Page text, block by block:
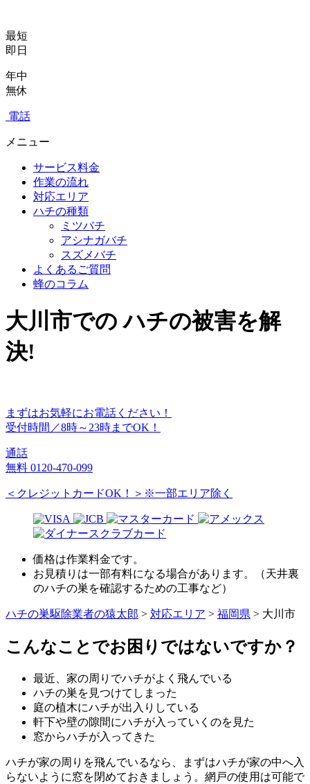
最短
即日
年中
無休
電話
メニュー
サービス料金
作業の流れ
対応エリア
ハチの種類
ミツバチ
アシナガバチ
スズメバチ
よくあるご質問
蜂のコラム
大川市での ハチの被害を解
決!
まずはお気軽にお電話ください！
受付時間／8時～23時までOK！
通話
無料 0120-470-099
＜クレジットカードOK！＞※一部エリア除く
価格は作業料金です。
お見積りは一部有料になる場合があります。（天井裏
のハチの巣を確認するための工事など）
ハチの巣駆除業者の猿太郎 > 対応エリア > 福岡県 > 大川市
こんなことでお困りではないですか？
最近、家の周りでハチがよく飛んでいる
ハチの巣を見つけてしまった
庭の植木にハチが出入りしている
軒下や壁の隙間にハチが入っていくのを見た
窓からハチが入ってきた
ハチが家の周りを飛んでいるなら、まずはハチが家の中へ入
らないように窓を閉めておきましょう。網戸の使用は可能で